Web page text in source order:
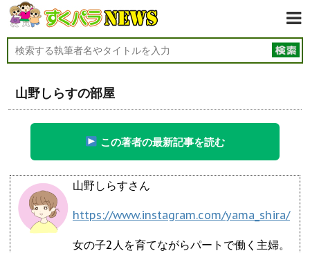
山野しらすの部屋
この著者の最新記事を読む
山野しらすさん
https://www.instagram.com/yama_shira/
女の子2人を育てながらパートで働く主婦。